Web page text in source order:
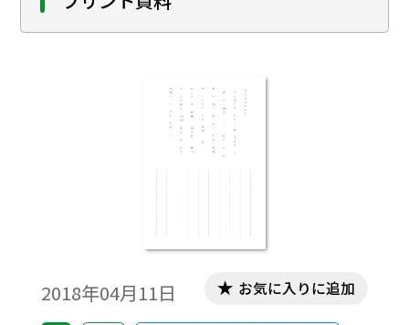
2018年04月11日 お気に入りに追加